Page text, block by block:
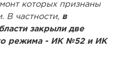
которых признаны
В частности, в
закрыли две
режима - ИК №52 и ИК